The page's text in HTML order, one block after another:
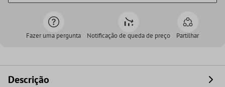
Fazer uma pergunta Notificação de queda de preço Partilhar
Descrição